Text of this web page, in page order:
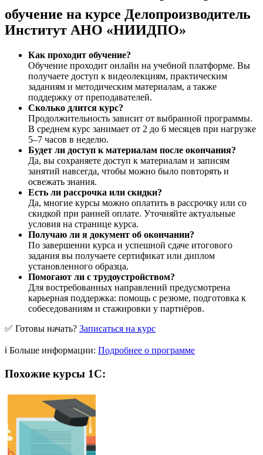
обучение на курсе Делопроизводитель
Институт АНО «НИИДПО»
Как проходит обучение?
Обучение проходит онлайн на учебной платформе. Вы
получаете доступ к видеолекциям, практическим
заданиям и методическим материалам, а также
поддержку от преподавателей.
Сколько длится курс?
Продолжительность зависит от выбранной программы.
В среднем курс занимает от 2 до 6 месяцев при нагрузке
5–7 часов в неделю.
Будет ли доступ к материалам после окончания?
Да, вы сохраняете доступ к материалам и записям
занятий навсегда, чтобы можно было повторять и
освежать знания.
Есть ли рассрочка или скидки?
Да, многие курсы можно оплатить в рассрочку или со
скидкой при ранней оплате. Уточняйте актуальные
условия на странице курса.
Получаю ли я документ об окончании?
По завершении курса и успешной сдаче итогового
задания вы получаете сертификат или диплом
установленного образца.
Помогают ли с трудоустройством?
Для востребованных направлений предусмотрена
карьерная поддержка: помощь с резюме, подготовка к
собеседованиям и стажировки у партнёров.
✅ Готовы начать? Записаться на курс
ℹ️ Больше информации: Подробнее о программе
Похожие курсы 1С: